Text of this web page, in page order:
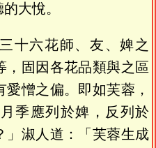
大悅。
十六花師、友、婢之
，固因各花品類與之區
憎之偏。即如芙蓉，
季應列於婢，反列於
」淑人道：「芙蓉生成